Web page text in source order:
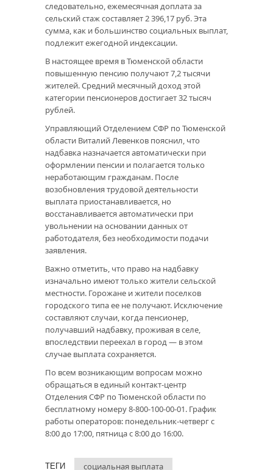
следовательно, ежемесячная доплата за
сельский стаж составляет 2 396,17 руб. Эта
сумма, как и большинство социальных выплат,
подлежит ежегодной индексации.
В настоящее время в Тюменской области
повышенную пенсию получают 7,2 тысячи
жителей. Средний месячный доход этой
категории пенсионеров достигает 32 тысяч
рублей.
Управляющий Отделением СФР по Тюменской
области Виталий Левенков пояснил, что
надбавка назначается автоматически при
оформлении пенсии и полагается только
неработающим гражданам. После
возобновления трудовой деятельности
выплата приостанавливается, но
восстанавливается автоматически при
увольнении на основании данных от
работодателя, без необходимости подачи
заявления.
Важно отметить, что право на надбавку
изначально имеют только жители сельской
местности. Горожане и жители поселков
городского типа ее не получают. Исключение
составляют случаи, когда пенсионер,
получавший надбавку, проживая в селе,
впоследствии переехал в город — в этом
случае выплата сохраняется.
По всем возникающим вопросам можно
обращаться в единый контакт-центр
Отделения СФР по Тюменской области по
бесплатному номеру 8-800-100-00-01. График
работы операторов: понедельник-четверг с
8:00 до 17:00, пятница с 8:00 до 16:00.
ТЕГИ социальная выплата